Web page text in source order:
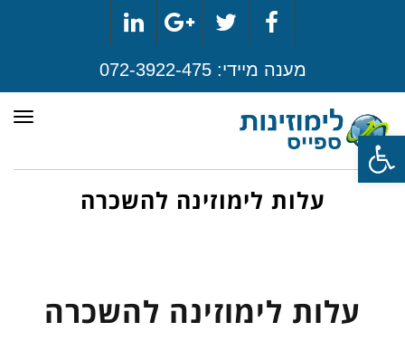
פתח סרגל נגישות
Facebook
Twitter
Google+
LinkedIn
מענה מיידי:072-3922-475
עלות לימוזינה להשכרה
עלות לימוזינה להשכרה